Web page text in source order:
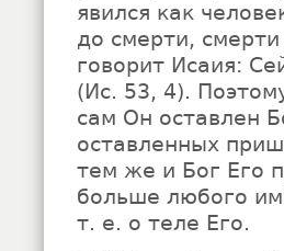
явился как
до смерти,
говорит Исаия:
(Ис. 53, 4).
сам Он оставлен
оставленных
тем же и Бог Его
больше любого
т. е. о теле Его.